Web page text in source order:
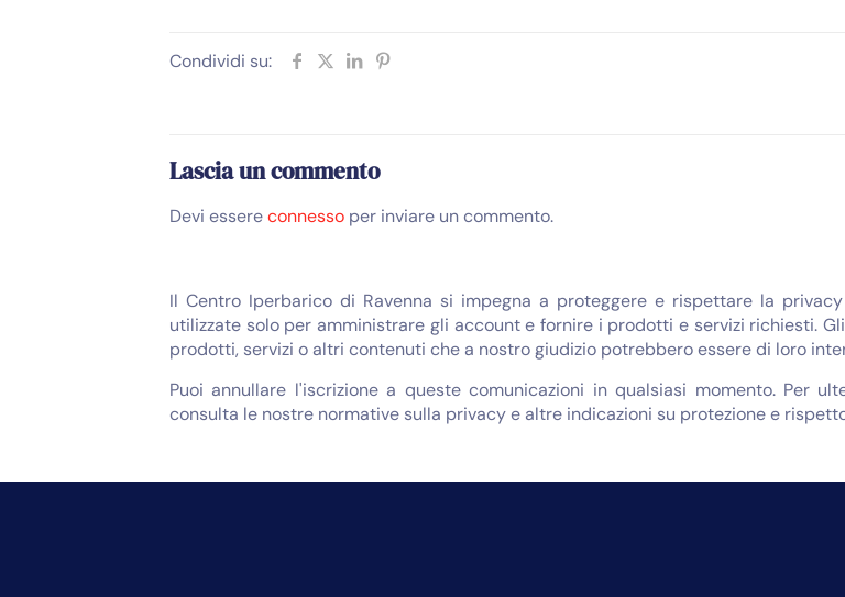
Condividi su:
Lascia un commento
Devi essereconnesso per inviare un commento.
Il Centro Iperbarico di Ravenna si impegna a proteggere e rispettare la
utilizzate solo per amministrare gli account e fornire i prodotti e servizi richiesti.
prodotti, servizi o altri contenuti che a nostro giudizio potrebbero essere di loro
Puoi annullare l'iscrizione a queste comunicazioni in qualsiasi momento. Per
consulta le nostre normative sulla privacy e altre indicazioni su protezione e